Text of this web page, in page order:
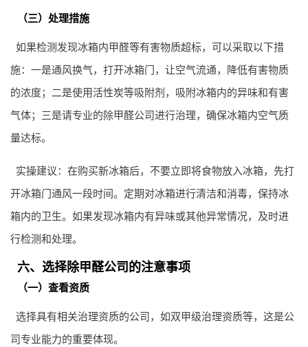
（三）处理措施
如果检测发现冰箱内甲醛等有害物质超标，可以采取以下措
施：一是通风换气，打开冰箱门，让空气流通，降低有害物质
的浓度；二是使用活性炭等吸附剂，吸附冰箱内的异味和有害
气体；三是请专业的除甲醛公司进行治理，确保冰箱内空气质
量达标。
实操建议：在购买新冰箱后，不要立即将食物放入冰箱，先打
开冰箱门通风一段时间。定期对冰箱进行清洁和消毒，保持冰
箱内的卫生。如果发现冰箱内有异味或其他异常情况，及时进
行检测和处理。
六、选择除甲醛公司的注意事项
（一）查看资质
选择具有相关治理资质的公司，如双甲级治理资质等，这是公
司专业能力的重要体现。